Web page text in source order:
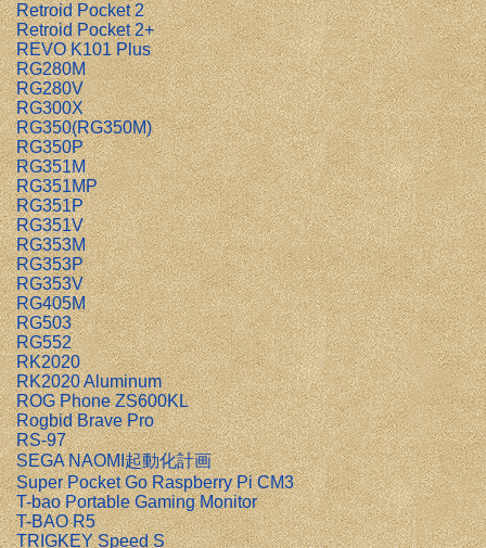
Retroid Pocket 2
Retroid Pocket 2+
REVO K101 Plus
RG280M
RG280V
RG300X
RG350(RG350M)
RG350P
RG351M
RG351MP
RG351P
RG351V
RG353M
RG353P
RG353V
RG405M
RG503
RG552
RK2020
RK2020 Aluminum
ROG Phone ZS600KL
Rogbid Brave Pro
RS-97
SEGA NAOMI起動化計画
Super Pocket Go Raspberry Pi CM3
T-bao Portable Gaming Monitor
T-BAO R5
TRIGKEY Speed S